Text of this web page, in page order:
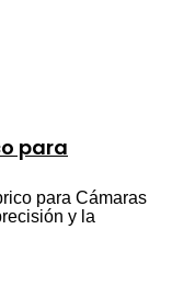
para
para Cámaras
y la